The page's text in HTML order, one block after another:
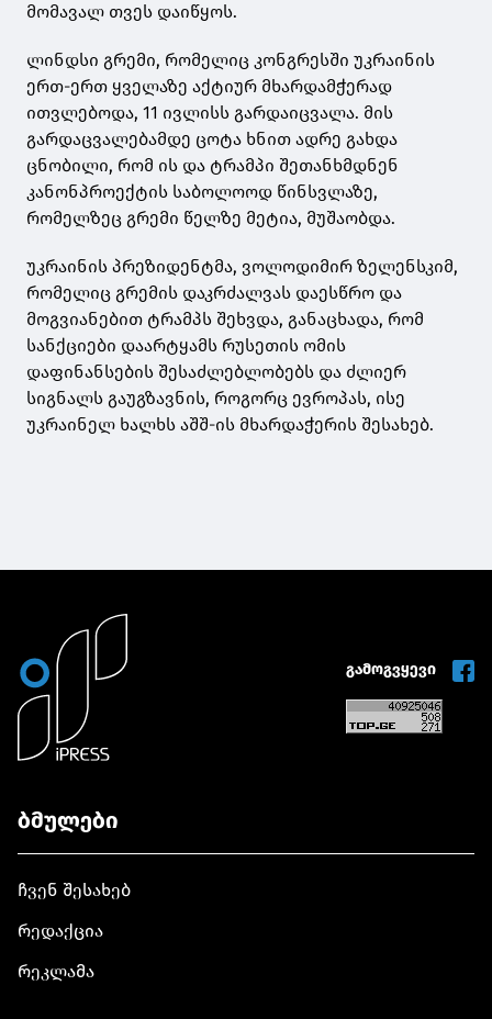
მომავალ თვეს დაიწყოს.
ლინდსი გრემი, რომელიც კონგრესში უკრაინის
ერთ-ერთ ყველაზე აქტიურ მხარდამჭერად
ითვლებოდა, 11 ივლისს გარდაიცვალა. მის
გარდაცვალებამდე ცოტა ხნით ადრე გახდა
ცნობილი, რომ ის და ტრამპი შეთანხმდნენ
კანონპროექტის საბოლოოდ წინსვლაზე,
რომელზეც გრემი წელზე მეტია, მუშაობდა.
უკრაინის პრეზიდენტმა, ვოლოდიმირ ზელენსკიმ,
რომელიც გრემის დაკრძალვას დაესწრო და
მოგვიანებით ტრამპს შეხვდა, განაცხადა, რომ
სანქციები დაარტყამს რუსეთის ომის
დაფინანსების შესაძლებლობებს და ძლიერ
სიგნალს გაუგზავნის, როგორც ევროპას, ისე
უკრაინელ ხალხს აშშ-ის მხარდაჭერის შესახებ.
გამოგვყევი
ბმულები
ჩვენ შესახებ
რედაქცია
რეკლამა